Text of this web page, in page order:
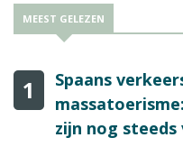
MEEST GELEZEN
1
Spaans
zijn nog steeds